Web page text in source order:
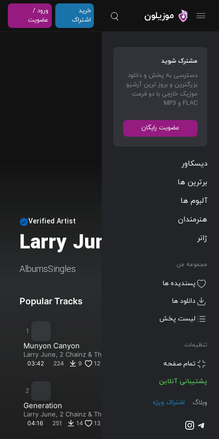
موزیلون
خرید
اشتراک
ورود /
عضویت
مشترک شوید
دسترسی به پخش و دانلود
بزرگترین و بروز ترین آرشیو
موزیک خارجی با دو فرمت
FLAC و MP3
عضویت رایگان
دیسکاور
برترین ها
آلبوم ها
هنرمندان
ژانر
مجموعه من
پسندیده ها
دانلود ها
لیست پخش
تنظیمات
تمام صفحه
پشتیبانی آنلاین
وبلاگ اشتراک ویژه
تلگراماینستاگرم
Verified Artist
Larry June
AlbumsSingles
Popular Tracks
Munyon Canyon
Larry June 2 Chainz & The
Alchemist
03:42 224 9 12
Generation
Larry June, 2 Chainz & The
Alchemist
04:16 251 14 13